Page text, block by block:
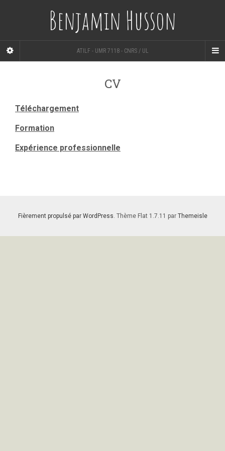
Benjamin Husson
ATILF - UMR 7118 - CNRS / UL
CV
Téléchargement
Formation
Expérience professionnelle
Fièrement propulsé par WordPress. Thème Flat 1.7.11 par Themeisle